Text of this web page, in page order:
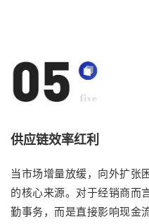
供应链效率红利
当市场增量放缓，向外扩张
的核心来源。对于经销商而
勤事务，而是直接影响现金